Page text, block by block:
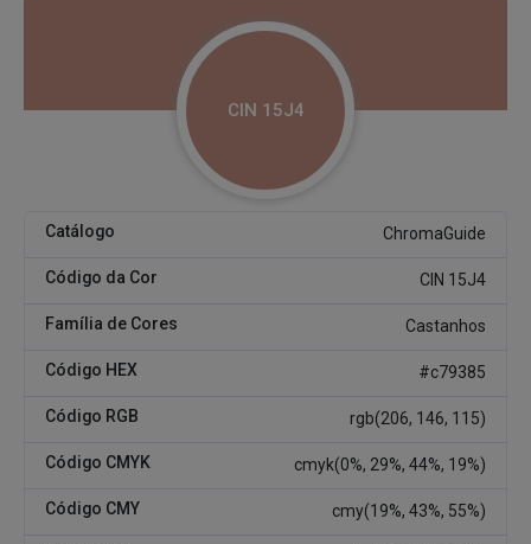
CIN 15J4
Catálogo ChromaGuide
Código da Cor CIN 15J4
Família de Cores Castanhos
Código HEX #c79385
Código RGB rgb(206, 146, 115)
Código CMYK cmyk(0%, 29%, 44%, 19%)
Código CMY cmy(19%, 43%, 55%)